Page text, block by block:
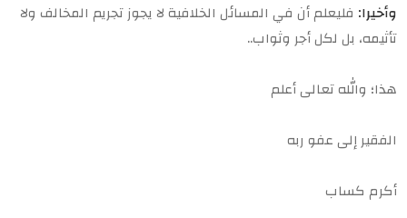
وأخيرا: فليعلم أن في المسائل الخلافية لا يجوز تجريم المخالف ولا
تأثيمه، بل لكل أجر وثواب..
هذا؛ والله تعالى أعلم
الفقير إلى عفو ربه
أكرم كساب